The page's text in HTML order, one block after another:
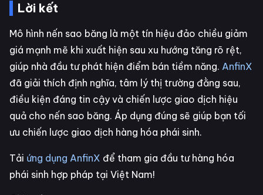
Lời kết
Mô hình nến sao băng là một tín hiệu đảo chiều giảm
giá mạnh mẽ khi xuất hiện sau xu hướng tăng rõ rệt,
giúp nhà đầu tư phát hiện điểm bán tiềm năng. AnfinX
đã giải thích định nghĩa, tâm lý thị trường đằng sau,
điều kiện đáng tin cậy và chiến lược giao dịch hiệu
quả cho nến sao băng. Áp dụng đúng sẽ giúp bạn tối
ưu chiến lược giao dịch hàng hóa phái sinh.
Tải ứng dụng AnfinX để tham gia đầu tư hàng hóa
phái sinh hợp pháp tại Việt Nam!